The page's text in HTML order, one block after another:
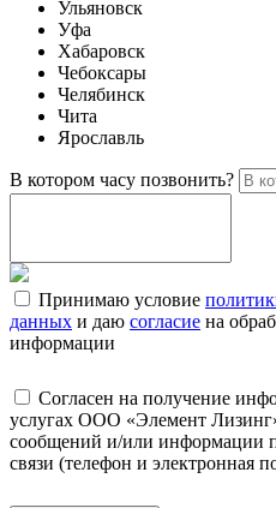
Ульяновск
Уфа
Хабаровск
Чебоксары
Челябинск
Чита
Ярославль
В котором часу позвонить?
Принимаю условие
данных и даю согласие на
информации
Согласен на получение
услугах ООО «Элемент
сообщений и/или информации
связи (телефон и электронная